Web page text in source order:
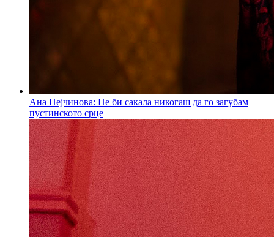
Ана Пејчинова: Не би сакала никогаш да го загубам
пустинското срце